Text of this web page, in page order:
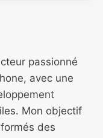
passionné
avec une
Mon objectif
des